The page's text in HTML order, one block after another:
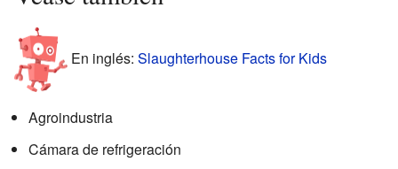
En inglés: Slaughterhouse Facts for Kids
Agroindustria
Cámara de refrigeración